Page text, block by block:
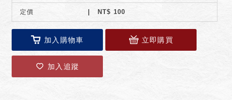
定價 NT$ 100
加入購物車 立即購買
加入追蹤